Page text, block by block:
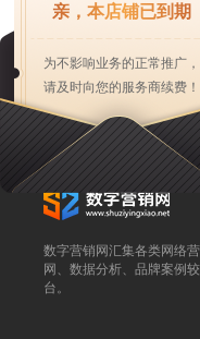
平衡。水分子的奥秘，
打开了一扇新的大门。
赛玺石材料浸泡水补
系列产品就是利用材料
亚健康人群的欢迎和爱
产品有很大的优势。我
场上大多数人群的使用
应用材料的特性进行调
10 浙江东方美学非遗文
数字营销网汇集各类网络
网、数据分析、品牌案例
台。
亲，本店铺已到期
为不影响业务的正常推广，
请及时向您的服务商续费！